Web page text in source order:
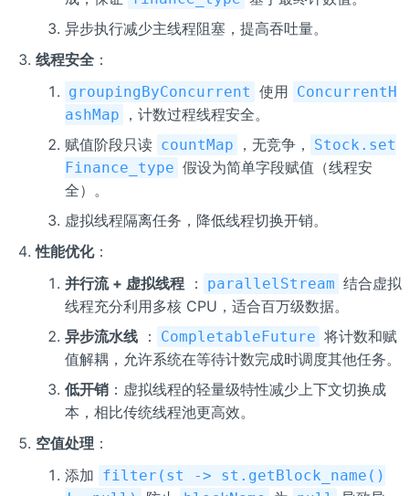
异步执行减少主线程阻塞，提高吞吐量。
线程安全：
groupingByConcurrent 使用 ConcurrentH
ashMap
，计数过程线程安全。
赋值阶段只读 countMap ，无竞争，
Stock.set
Finance_type 假设为简单字段赋值（线程安
全）。
虚拟线程隔离任务，降低线程切换开销。
性能优化：
并行流 + 虚拟线程： parallelStream 结合虚拟
线程充分利用多核 CPU，适合百万级数据。
异步流水线： CompletableFuture 将计数和赋
值解耦，允许系统在等待计数完成时调度其他任务。
低开销：虚拟线程的轻量级特性减少上下文切换成
本，相比传统线程池更高效。
空值处理 ：
添加 filter(st -> st.getBlock_name()